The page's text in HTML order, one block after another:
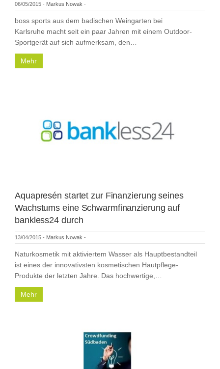
06/05/2015 - Markus Nowak -
boss sports aus dem badischen Weingarten bei
Karlsruhe macht seit ein paar Jahren mit einem Outdoor-
Sportgerät auf sich aufmerksam, den…
Mehr
Aquapresén startet zur Finanzierung seines
Wachstums eine Schwarmfinanzierung auf
bankless24 durch
13/04/2015 - Markus Nowak -
Naturkosmetik mit aktiviertem Wasser als Hauptbestandteil
ist eines der innovativsten kosmetischen Hautpflege-
Produkte der letzten Jahre. Das hochwertige,…
Mehr